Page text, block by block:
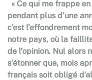
« Ce qui me frappe
pendant plus d’une
c’est l’effondrement
notre pays, où la
de l’opinion. Nul alors
s’étonner que, mois
français soit obligé